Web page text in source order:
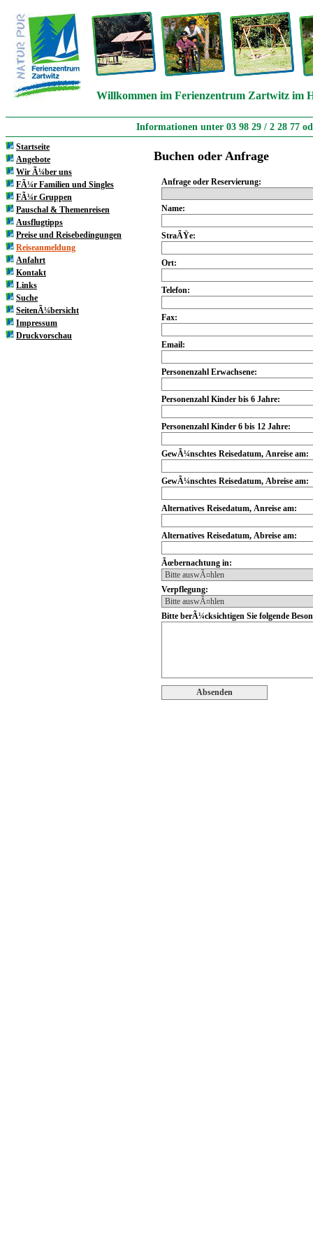
Willkommen im Ferienzentrum Zartwitz im
Informationen unter 03 98 29 / 2 28 77
Startseite
Angebote
Wir Ã¼ber uns
FÃ¼r Familien und Singles
FÃ¼r Gruppen
Pauschal & Themenreisen
Ausflugtipps
Preise und Reisebedingungen
Reiseanmeldung
Anfahrt
Kontakt
Links
Suche
SeitenÃ¼bersicht
Impressum
Druckvorschau
Buchen oder Anfrage
Anfrage oder Reservierung:
Name:
StraÃŸe:
Ort:
Telefon:
Fax:
Email:
Personenzahl Erwachsene:
Personenzahl Kinder bis 6 Jahre:
Personenzahl Kinder 6 bis 12 Jahre:
GewÃ¼nschtes Reisedatum, Anreise am:
GewÃ¼nschtes Reisedatum, Abreise am:
Alternatives Reisedatum, Anreise am:
Alternatives Reisedatum, Abreise am:
Ãœbernachtung in:
Verpflegung:
Bitte berÃ¼cksichtigen Sie folgende